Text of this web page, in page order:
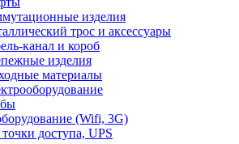
изделия
трос и аксессуары
канал и короб
изделия
материалы
(Wifi, 3G)
доступа, UPS